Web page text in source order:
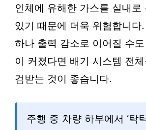
인체에 유해한 가스를 실내로
있기 때문에 더욱 위험합니다
하나 출력 감소로 이어질 수
이 커졌다면 배기 시스템 전
검받는 것이 좋습니다.
주행 중 차량 하부에서 ‘탁